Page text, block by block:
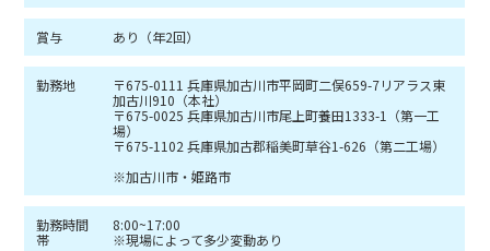
賞与 あり（年2回）
勤務地
〒675-0111 兵庫県加古川市平岡町二俣659-7リアラス東
加古川910（本社）
〒675-0025 兵庫県加古川市尾上町養田1333-1（第一工
場）
〒675-1102 兵庫県加古郡稲美町草谷1-626（第二工場）
※加古川市・姫路市
勤務時間
帯
8:00~17:00
※現場によって多少変動あり